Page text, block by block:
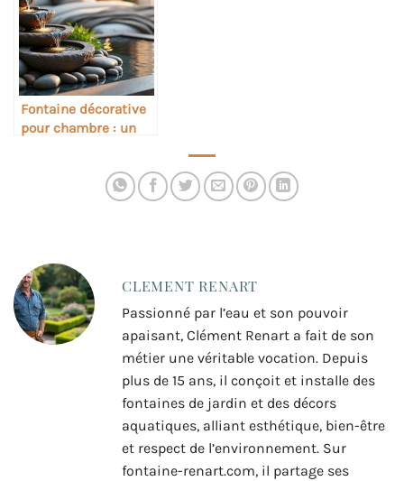
Fontaine décorative
pour chambre : un
CLEMENT RENART
Passionné par l’eau et son pouvoir
apaisant, Clément Renart a fait de son
métier une véritable vocation. Depuis
plus de 15 ans, il conçoit et installe des
fontaines de jardin et des décors
aquatiques, alliant esthétique, bien-être
et respect de l’environnement. Sur
fontaine-renart.com, il partage ses